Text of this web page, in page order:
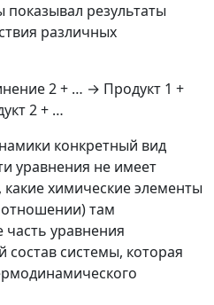
показывал результаты
различных
2 + … → Продукт 1 +
2 + …
конкретный вид
уравнения не имеет
химические элементы
там
часть уравнения
состав системы, которая